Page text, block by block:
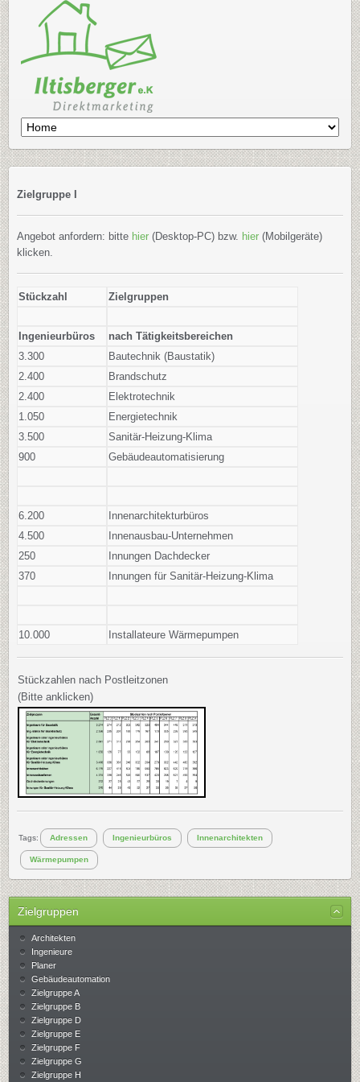
Zielgruppe I
Angebot anfordern: bitte hier (Desktop-PC) bzw. hier (Mobilgeräte)
klicken.
Stückzahl Zielgruppen
Ingenieurbüros
nach Tätigkeitsbereichen
3.300
Bautechnik (Baustatik)
2.400
Brandschutz
2.400
Elektrotechnik
1.050
Energietechnik
3.500
Sanitär-Heizung-Klima
900
Gebäudeautomatisierung
6.200
Innenarchitekturbüros
4.500
Innenausbau-Unternehmen
250
Innungen Dachdecker
370
Innungen für Sanitär-Heizung-Klima
10.000 Installateure Wärmepumpen
Stückzahlen nach Postleitzonen
(Bitte anklicken)
Tags: Adressen Ingenieurbüros Innenarchitekten
Wärmepumpen
Zielgruppen
Architekten
Ingenieure
Planer
Gebäudeautomation
Zielgruppe A
Zielgruppe B
Zielgruppe D
Zielgruppe E
Zielgruppe F
Zielgruppe G
Zielgruppe H